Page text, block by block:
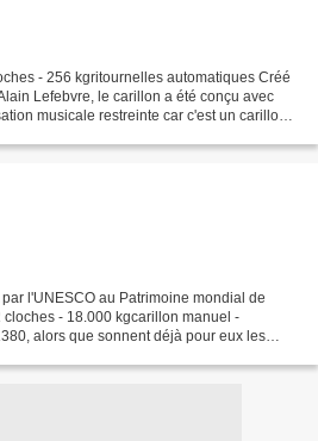
- 256 kgritournelles automatiques Créé
Lefebvre, le carillon a été conçu avec
musicale restreinte car c'est un carillon
l'UNESCO au Patrimoine mondial de
- 18.000 kgcarillon manuel -
alors que sonnent déjà pour eux les